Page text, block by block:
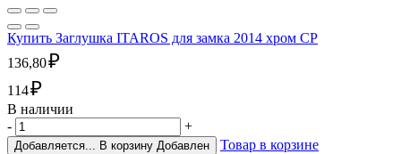
Купить Заглушка ITAROS для замка 2014 хром CP
136,80₽
114₽
В наличии
-
+
Добавляется... В корзину Добавлен
Товар в корзине